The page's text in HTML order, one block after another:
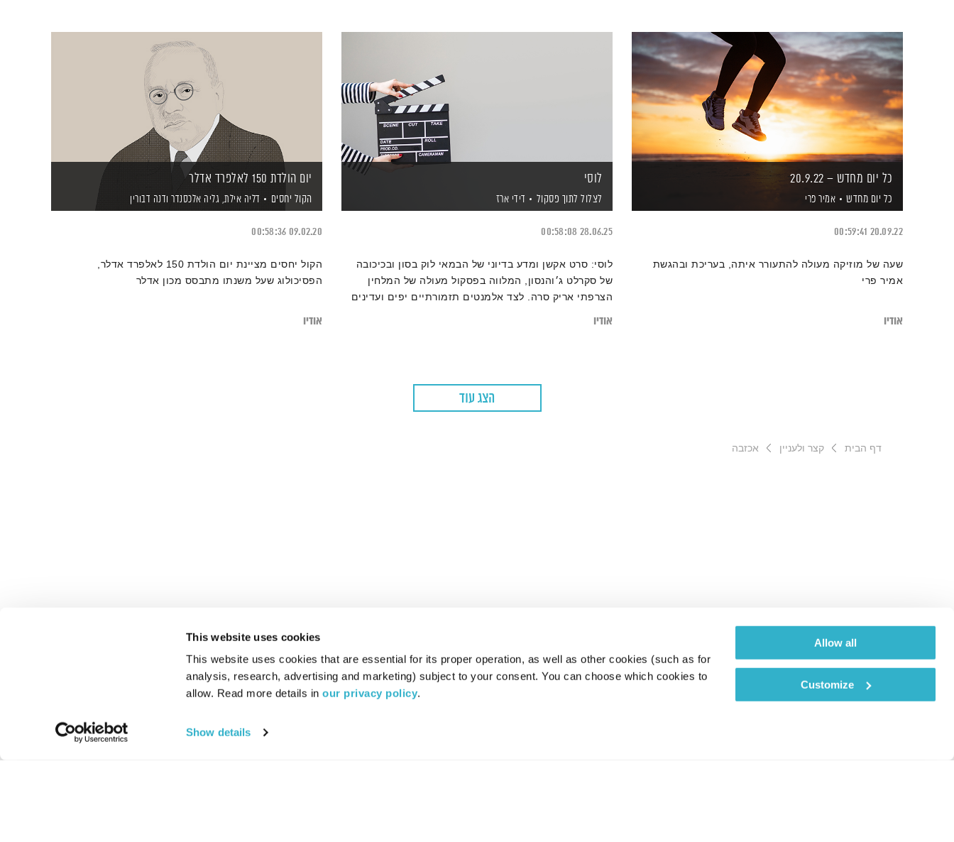
This website uses cookies
This website uses cookies that are essential for its proper operation, as well as other cookies (such as for
analysis, research, advertising and marketing) subject to your consent. You can choose which cookies to
allow. Read more details in our privacy policy.
Show details
Allow all
Customize
כל יום מחדש – 20.9.22
כל יום מחדש אמיר פרי
20.09.22
00:59:41
שעה של מוזיקה מעולה להתעורר איתה, בעריכת ובהגשת
אמיר פרי
אודיו
לוסי
לצלול לתוך פסקול דידי ארז
28.06.25
00:58:08
לוסי: סרט אקשן ומדע בדיוני של הבמאי לוק בסון ובכיכובה
של סקרלט ג׳והנסון, המלווה בפסקול מעולה של המלחין
הצרפתי אריק סרה. לצד אלמנטים תזמורתיים יפים ועדינים
אודיו
יום הולדת 150 לאלפרד אדלר
הקול יחסים דליה אילת, גליה אלכסנדר ודנה דבורין
09.02.20
00:58:36
הקול יחסים מציינת יום הולדת 150 לאלפרד אדלר,
הפסיכולוג שעל משנתו מתבסס מכון אדלר
אודיו
הצג עוד
דף הבית קצר ולעניין אכזבה